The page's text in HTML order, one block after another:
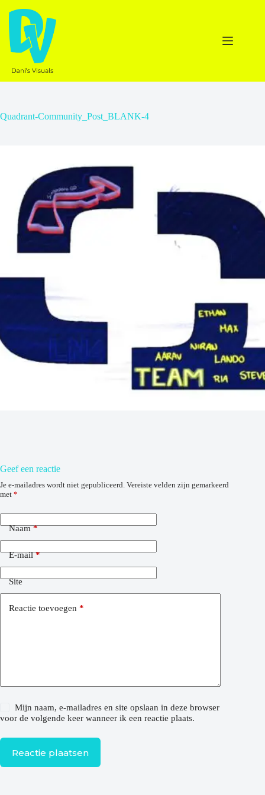
naar
inhoud
Quadrant-Community_Post_BLANK-4
Geef een reactie
Je e-mailadres wordt niet gepubliceerd. Vereiste velden zijn gemarkeerd
met *
Naam*
E-mail*
Site
Reactie toevoegen *
Mijn naam, e-mailadres en site opslaan in deze browser
voor de volgende keer wanneer ik een reactie plaats.
Reactie plaatsen